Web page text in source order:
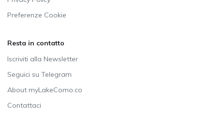
Preferenze Cookie
Resta in contatto
Iscriviti alla Newsletter
Seguici su Telegram
About myLakeComo.co
Contattaci